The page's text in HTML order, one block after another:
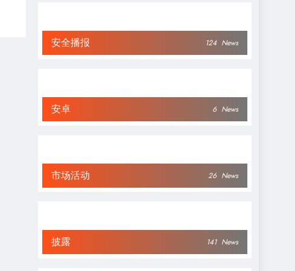
安全播报 124 News
安卓 6 News
市场活动 26 News
披露 141 News